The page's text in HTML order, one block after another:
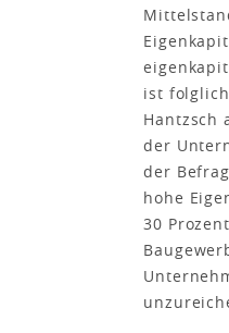
ist
Hantzsch
der
der
hohe
30